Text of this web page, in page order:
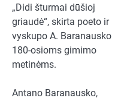
„Didi šturmai dūšioj
griaudė“, skirta poeto ir
vyskupo A. Baranausko
180-osioms gimimo
metinėms.
Antano Baranausko,